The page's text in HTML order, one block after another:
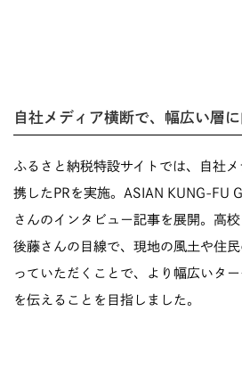
自社メディア横断で、幅広い層
ふるさと納税特設サイトでは、自社
携したPRを実施。ASIAN KUNG-FU
さんのインタビュー記事を展開。高
後藤さんの目線で、現地の風土や住
っていただくことで、より幅広いタ
を伝えることを目指しました。